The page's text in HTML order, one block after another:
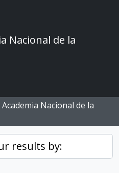
Nacional de la
Nacional de la
results by: